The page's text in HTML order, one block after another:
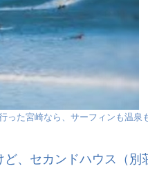
った宮崎なら、サーフィンも温泉
、セカンドハウス（